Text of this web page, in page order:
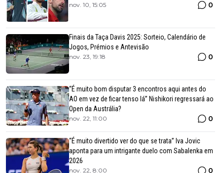
nov. 10, 15:05 0
Finais da Taça Davis 2025: Sorteio, Calendário de
Jogos, Prémios e Antevisão
nov. 23, 19:18 0
“É muito bom disputar 3 encontros aqui antes do
AO em vez de ficar tenso lá” Nishikori regressará ao
Open da Austrália?
nov. 22, 11:00 0
“É muito divertido ver do que se trata” Iva Jovic
aponta para um intrigante duelo com Sabalenka em
2026
nov. 22, 8:00 0